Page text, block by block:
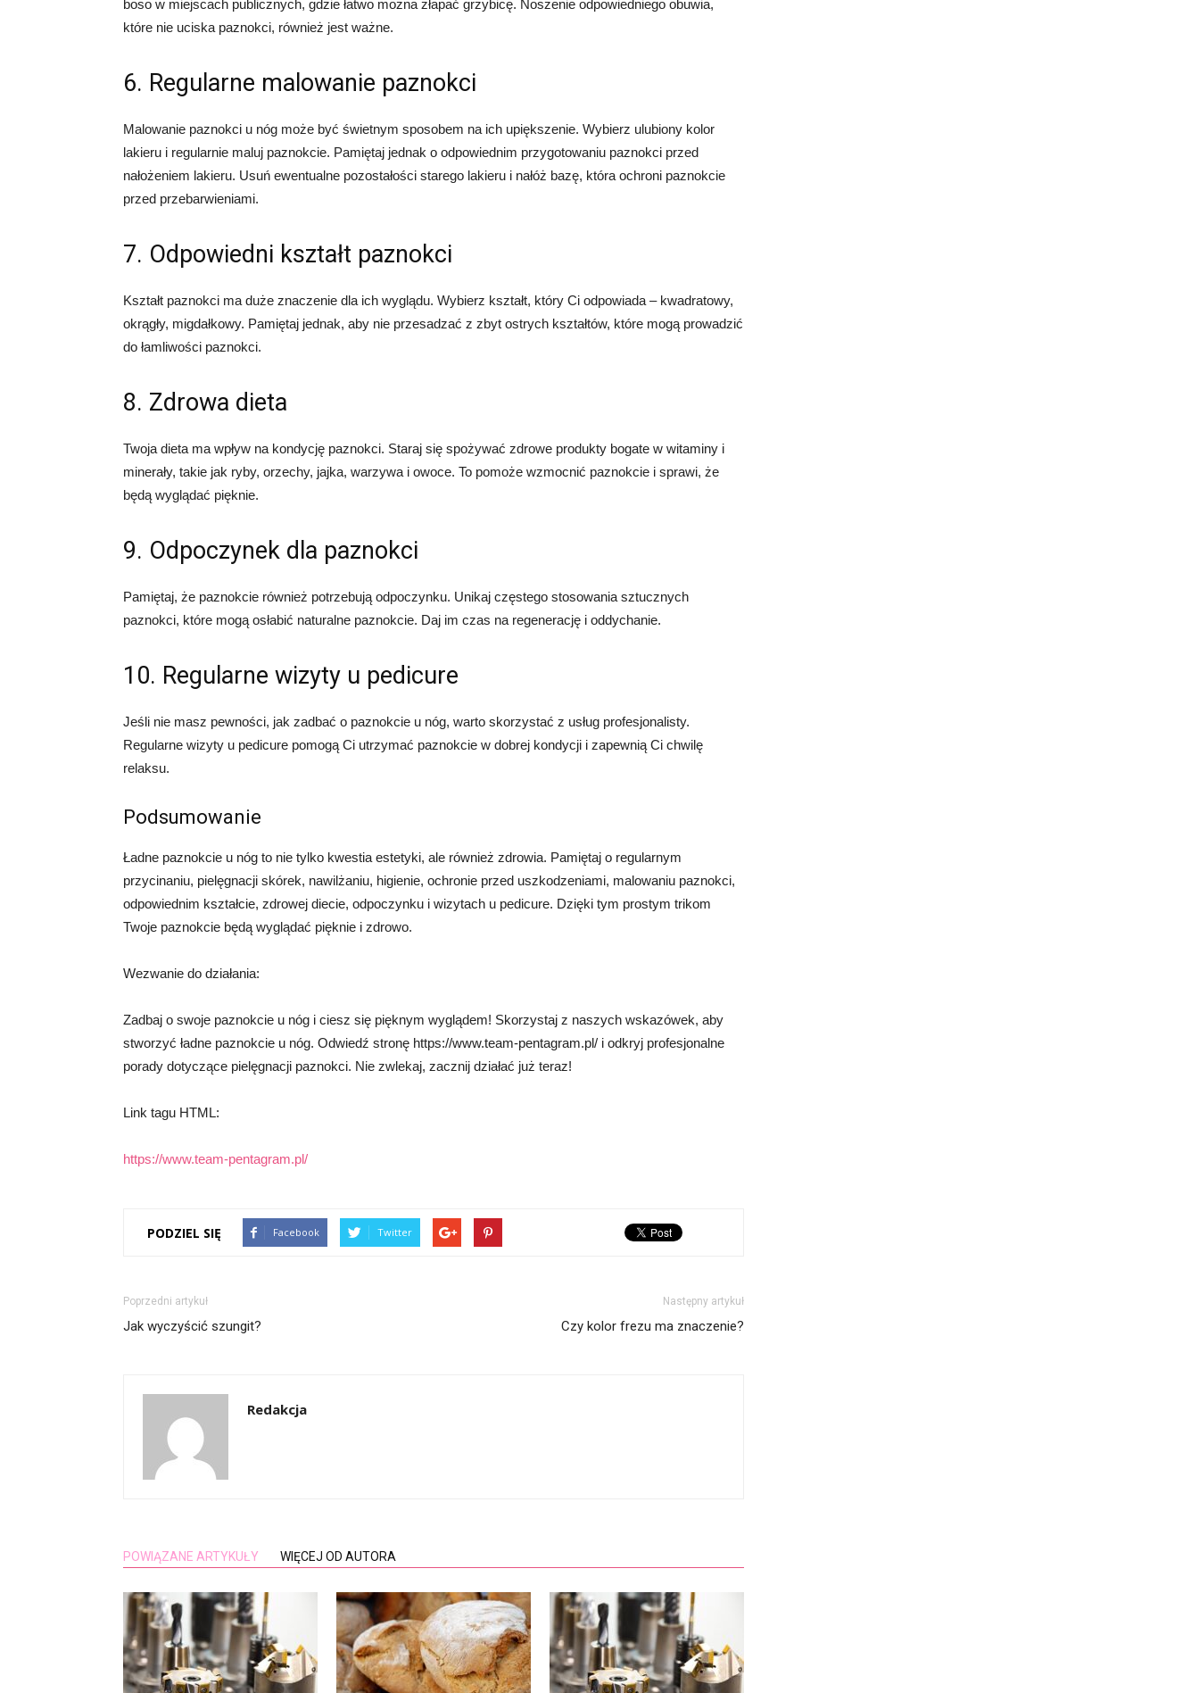
boso w miejscach publicznych, gdzie łatwo można złapać grzybicę. Noszenie odpowiedniego obuwia,
które nie uciska paznokci, również jest ważne.
6. Regularne malowanie paznokci
Malowanie paznokci u nóg może być świetnym sposobem na ich upiększenie. Wybierz ulubiony kolor
lakieru i regularnie maluj paznokcie. Pamiętaj jednak o odpowiednim przygotowaniu paznokci przed
nałożeniem lakieru. Usuń ewentualne pozostałości starego lakieru i nałóż bazę, która ochroni paznokcie
przed przebarwieniami.
7. Odpowiedni kształt paznokci
Kształt paznokci ma duże znaczenie dla ich wyglądu. Wybierz kształt, który Ci odpowiada – kwadratowy,
okrągły, migdałkowy. Pamiętaj jednak, aby nie przesadzać z zbyt ostrych kształtów, które mogą prowadzić
do łamliwości paznokci.
8. Zdrowa dieta
Twoja dieta ma wpływ na kondycję paznokci. Staraj się spożywać zdrowe produkty bogate w witaminy i
minerały, takie jak ryby, orzechy, jajka, warzywa i owoce. To pomoże wzmocnić paznokcie i sprawi, że
będą wyglądać pięknie.
9. Odpoczynek dla paznokci
Pamiętaj, że paznokcie również potrzebują odpoczynku. Unikaj częstego stosowania sztucznych
paznokci, które mogą osłabić naturalne paznokcie. Daj im czas na regenerację i oddychanie.
10. Regularne wizyty u pedicure
Jeśli nie masz pewności, jak zadbać o paznokcie u nóg, warto skorzystać z usług profesjonalisty.
Regularne wizyty u pedicure pomogą Ci utrzymać paznokcie w dobrej kondycji i zapewnią Ci chwilę
relaksu.
Podsumowanie
Ładne paznokcie u nóg to nie tylko kwestia estetyki, ale również zdrowia. Pamiętaj o regularnym
przycinaniu, pielęgnacji skórek, nawilżaniu, higienie, ochronie przed uszkodzeniami, malowaniu paznokci,
odpowiednim kształcie, zdrowej diecie, odpoczynku i wizytach u pedicure. Dzięki tym prostym trikom
Twoje paznokcie będą wyglądać pięknie i zdrowo.
Wezwanie do działania:
Zadbaj o swoje paznokcie u nóg i ciesz się pięknym wyglądem! Skorzystaj z naszych wskazówek, aby
stworzyć ładne paznokcie u nóg. Odwiedź stronę https://www.team-pentagram.pl/ i odkryj profesjonalne
porady dotyczące pielęgnacji paznokci. Nie zwlekaj, zacznij działać już teraz!
Link tagu HTML:
https://www.team-pentagram.pl/
PODZIEL SIĘ Facebook Twitter
Poprzedni artykuł
Jak wyczyścić szungit?
Następny artykuł
Czy kolor frezu ma znaczenie?
Redakcja
POWIĄZANE ARTYKUŁY WIĘCEJ OD AUTORA